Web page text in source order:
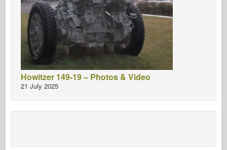
Howitzer 149-19 – Photos & Video
21 July 2025